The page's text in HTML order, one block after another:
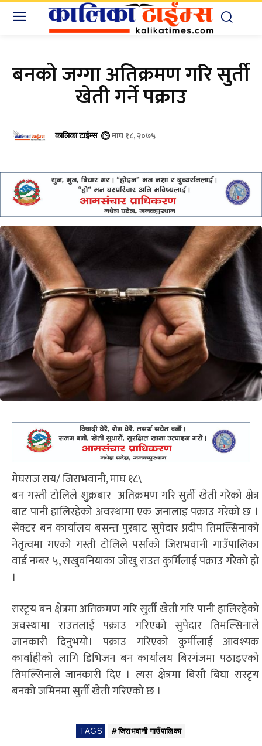
बनको जग्गा अतिक्रमण गरि सुर्ती
खेती गर्ने पक्राउ
कालिका टाईम्स माघ १८, २०७५
मेघराज राय/ जिराभवानी, माघ १८\
बन गस्ती टोलिले शुुक्रबार अतिक्रमण गरि सुर्ती खेती गरेको क्षेत्र
बाट पानी हालिरहेको अवस्थामा एक जनालाइ पक्राउ गरेको छ ।
सेक्टर बन कार्यालय बसन्त पुरबाट सुपेदार प्रदीप तिमल्सिनाको
नेतृत्वमा गएको गस्ती टोलिले पर्साको जिराभवानी गाउँपालिका
वार्ड नम्बर ५, सखुवनियाका जोखु राउत कुर्मिलाई पक्राउ गरेेेको हो
।
रास्टृय बन क्षेत्रमा अतिक्रमण गरि सुर्ती खेती गरि पानी हालिरहेको
अवस्थामा राउतलाई पक्राउ गरिएको सुपेदार तिमल्सिनाले
जानकारी दिनुभयो। पक्राउ गरिएको कुर्मीलाई आवश्यक
कार्वाहीको लागि डिभिजन बन कार्यालय बिरगंजमा पठाइएको
तिमल्सिनाले जानकारी दिए । त्यस क्षेत्रमा बिसौ बिघा रास्टृय
बनको जमिनमा सुर्ती खेती गरिएको छ ।
TAGS #जिराभवानी गाउँपालिका